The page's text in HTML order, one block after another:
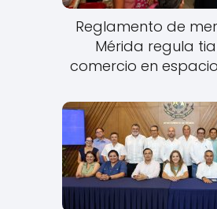
Reglamento de
Mérida regula
comercio en